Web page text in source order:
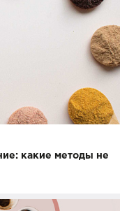
какие методы не